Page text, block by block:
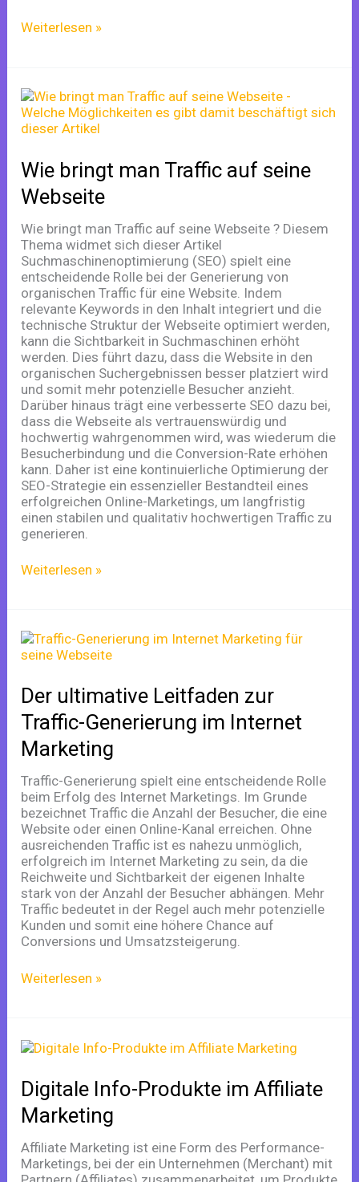
Weiterlesen »
Wie bringt man Traffic auf seine
Webseite
Wie bringt man Traffic auf seine Webseite ? Diesem
Thema widmet sich dieser Artikel
Suchmaschinenoptimierung (SEO) spielt eine
entscheidende Rolle bei der Generierung von
organischen Traffic für eine Website. Indem
relevante Keywords in den Inhalt integriert und die
technische Struktur der Webseite optimiert werden,
kann die Sichtbarkeit in Suchmaschinen erhöht
werden. Dies führt dazu, dass die Website in den
organischen Suchergebnissen besser platziert wird
und somit mehr potenzielle Besucher anzieht.
Darüber hinaus trägt eine verbesserte SEO dazu bei,
dass die Webseite als vertrauenswürdig und
hochwertig wahrgenommen wird, was wiederum die
Besucherbindung und die Conversion-Rate erhöhen
kann. Daher ist eine kontinuierliche Optimierung der
SEO-Strategie ein essenzieller Bestandteil eines
erfolgreichen Online-Marketings, um langfristig
einen stabilen und qualitativ hochwertigen Traffic zu
generieren.
Wie
bringt
man
auf
seine
Webseite
Weiterlesen »
Der ultimative Leitfaden zur
Traffic-Generierung im Internet
Marketing
Traffic-Generierung spielt eine entscheidende Rolle
beim Erfolg des Internet Marketings. Im Grunde
bezeichnet Traffic die Anzahl der Besucher, die eine
Website oder einen Online-Kanal erreichen. Ohne
ausreichenden Traffic ist es nahezu unmöglich,
erfolgreich im Internet Marketing zu sein, da die
Reichweite und Sichtbarkeit der eigenen Inhalte
stark von der Anzahl der Besucher abhängen. Mehr
Traffic bedeutet in der Regel auch mehr potenzielle
Kunden und somit eine höhere Chance auf
Conversions und Umsatzsteigerung.
Der
ultimative
zur
Traffic-
Generierung
im
Internet
Weiterlesen »
Digitale Info-Produkte im Affiliate
Marketing
Affiliate Marketing ist eine Form des Performance-
Marketings, bei der ein Unternehmen (Merchant) mit
Digitale
Produkte
im
Affiliate
Marketing